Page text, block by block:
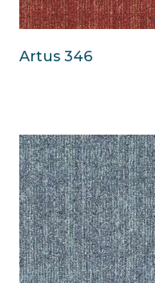
Artus 346